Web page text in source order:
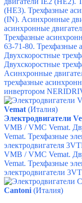
(HE3). Трехфазные
(IN). Асинхронные
асинхронные
Трехфазные
63-71-80. Трехфазные
Двухскоростные
Двухскоростные
Асинхронные
трехфазные
инвертором
Vemat (Италия)
Электродвигатели
VMB / VMC Vemat.
Vemat. Трехфазные
электродвигателя
VMB / VMC Vemat.
Vemat. Трехфазные
электродвигатели
Сantoni (Италия)